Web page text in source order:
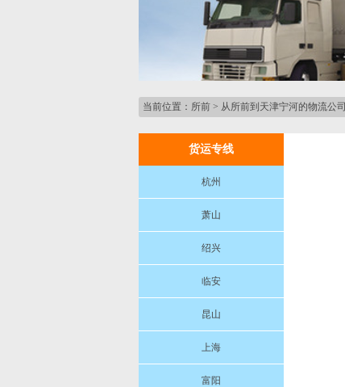
当前位置： 所前 > 从所前到天津宁河的物流公司
货运专线
杭州
萧山
绍兴
临安
昆山
上海
富阳